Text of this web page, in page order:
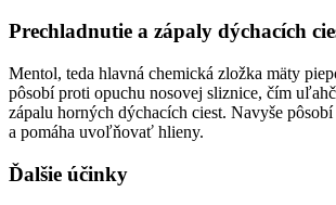
Prechladnutie a zápaly dýchacích
Mentol, teda hlavná chemická zložka mäty
pôsobí proti opuchu nosovej sliznice, čím
zápalu horných dýchacích ciest. Navyše
a pomáha uvoľňovať hlieny.
Ďalšie účinky